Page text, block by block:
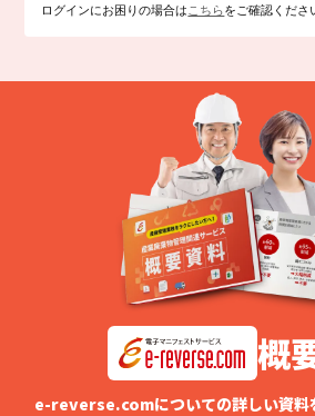
ログインにお困りの場合はこちらをご確認くださ
概
e-reverse.comについての詳しい資料